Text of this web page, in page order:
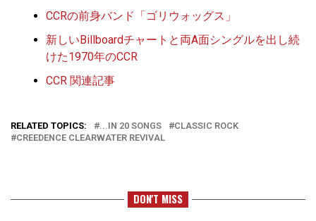
CCRの前身バンド「ゴリウォッグス」
新しいBillboardチャートと両A面シングルを出し続
けた1970年のCCR
CCR 関連記事
RELATED TOPICS: ...IN 20 SONGS
CLASSIC ROCK
CREEDENCE CLEARWATER REVIVAL
DON'T MISS